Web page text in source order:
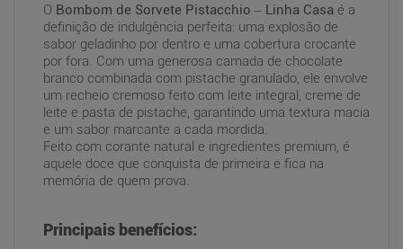
O Bombom de Sorvete Pistacchio – Linha Casa é a
definição de indulgência perfeita: uma explosão de
sabor geladinho por dentro e uma cobertura crocante
por fora. Com uma generosa camada de chocolate
branco combinada com pistache granulado, ele envolve
um recheio cremoso feito com leite integral, creme de
leite e pasta de pistache, garantindo uma textura macia
e um sabor marcante a cada mordida.
Feito com corante natural e ingredientes premium, é
aquele doce que conquista de primeira e fica na
memória de quem prova.
Principais benefícios: